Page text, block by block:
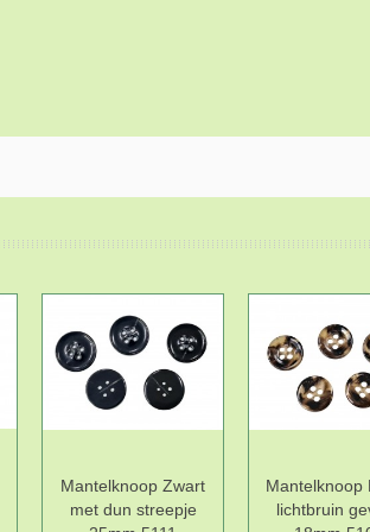
Mantelknoop Zwart
met dun streepje
Mantelknoop
lichtbruin